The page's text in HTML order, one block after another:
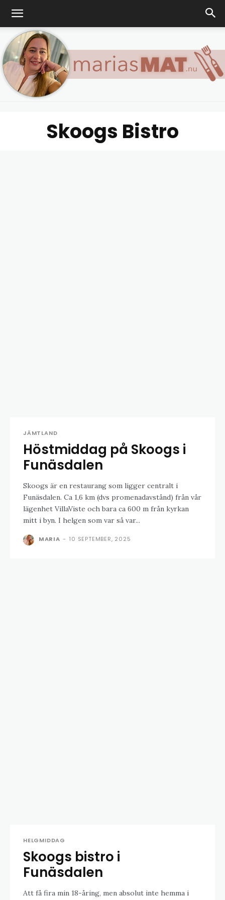
Marias
Skoogs Bistro
JÄMTLAND
Höstmiddag på Skoogs i
Funäsdalen
Skoogs är en restaurang som ligger centralt i
Funäsdalen. Ca 1,6 km (dvs promenadavstånd) från vår
lägenhet VillaViste och bara ca 600 m från kyrkan
mitt i byn. I helgen som var så var...
MARIA - 10 SEPTEMBER, 2025
HELGMIDDAG
Skoogs bistro i
Funäsdalen
Att få fira min 18-åring, men absolut inte hemma i